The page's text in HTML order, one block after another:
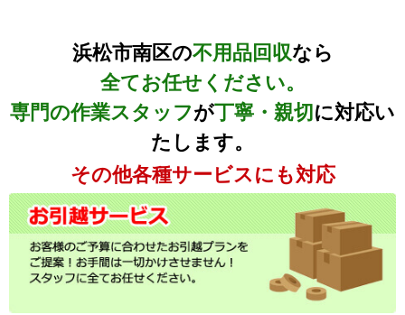
浜松市南区の不用品回収なら
全てお任せください。
専門の作業スタッフが丁寧・親切 に対応い
たします。
その他各種サービスにも対応